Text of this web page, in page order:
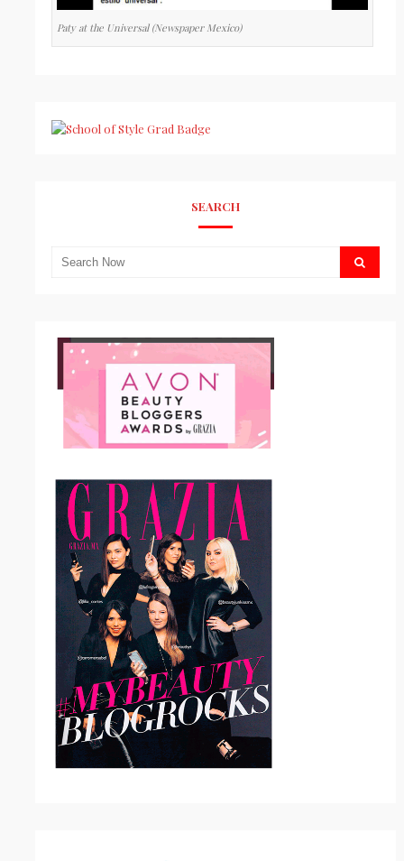
Paty at the Universal (Newspaper Mexico)
SEARCH